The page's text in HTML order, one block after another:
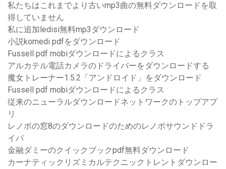
私たちはこれまでより古いmp3曲の無料ダウンロードを取
得していません
私に追加ledisi無料mp3ダウンロード
小説komedi pdfをダウンロード
Fussell pdf mobiダウンロードによるクラス
アルカテル電話カメラのドライバーをダウンロードする
魔女トレーナー1.5.2「アンドロイド」をダウンロード
Fussell pdf mobiダウンロードによるクラス
従来のニューラルダウンロードネットワークのトップアプ
リ
レノボの窓8のダウンロードのためのレノボサウンドドラ
イバ
金融ダミーのクイックブックpdf無料ダウンロード
カーナティックリズミカルテクニックトレントダウンロー